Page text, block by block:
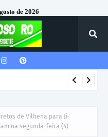
de 2026
de Vilhena para Ji-
na segunda-feira (4)